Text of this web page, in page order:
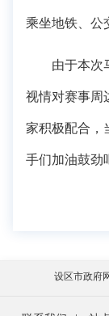
乘坐地铁、公
由于本次
视情对赛事周
家积极配合，
手们加油鼓劲
设区市政府